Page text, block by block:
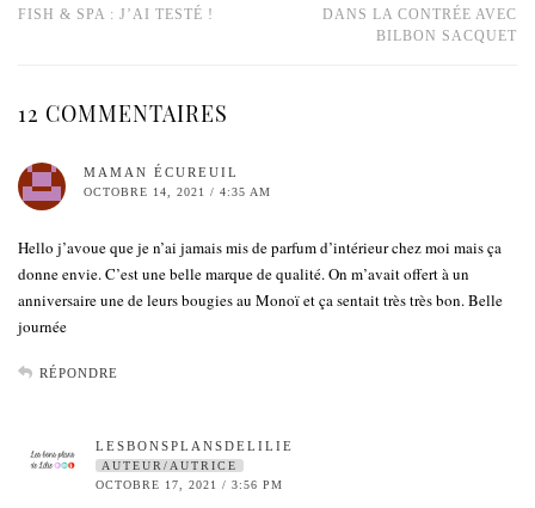
FISH & SPA : J’AI TESTÉ !
DANS LA CONTRÉE AVEC
BILBON SACQUET
12 COMMENTAIRES
MAMAN ÉCUREUIL
OCTOBRE 14, 2021 / 4:35 AM
Hello j’avoue que je n’ai jamais mis de parfum d’intérieur chez moi mais ça
donne envie. C’est une belle marque de qualité. On m’avait offert à un
anniversaire une de leurs bougies au Monoï et ça sentait très très bon. Belle
journée
RÉPONDRE
LESBONSPLANSDELILIE
AUTEUR/AUTRICE
OCTOBRE 17, 2021 / 3:56 PM